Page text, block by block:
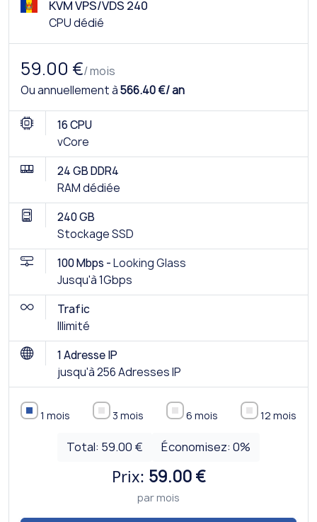
KVM VPS/VDS 240
CPU dédié
59.00 €/ mois
Ou annuellement à566.40 €/ an
16 CPU
vCore
24 GB DDR4
RAM dédiée
240 GB
Stockage SSD
100 Mbps -Looking Glass
Jusqu'à 1Gbps
Trafic
Illimité
1 Adresse IP
jusqu'à 256 Adresses IP
1 mois 3 mois 6 mois 12 mois
Total: 59.00 € Économisez: 0%
Prix: 59.00 €
par mois